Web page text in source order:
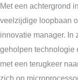
Met een achtergrond
veelzijdige loopbaan
innovatie manager. In
geholpen technologie
met een terugkeer
zich op